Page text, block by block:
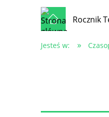
Rocznik
Jesteś w: »